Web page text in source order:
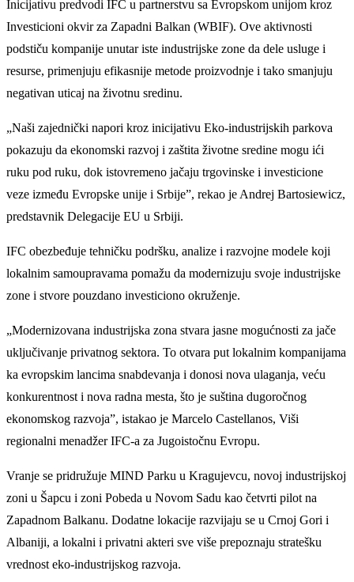
Inicijativu predvodi IFC u partnerstvu sa Evropskom unijom kroz
Investicioni okvir za Zapadni Balkan (WBIF). Ove aktivnosti
podstiču kompanije unutar iste industrijske zone da dele usluge i
resurse, primenjuju efikasnije metode proizvodnje i tako smanjuju
negativan uticaj na životnu sredinu.
„Naši zajednički napori kroz inicijativu Eko-industrijskih parkova
pokazuju da ekonomski razvoj i zaštita životne sredine mogu ići
ruku pod ruku, dok istovremeno jačaju trgovinske i investicione
veze između Evropske unije i Srbije”, rekao je Andrej Bartosiewicz,
predstavnik Delegacije EU u Srbiji.
IFC obezbeđuje tehničku podršku, analize i razvojne modele koji
lokalnim samoupravama pomažu da modernizuju svoje industrijske
zone i stvore pouzdano investiciono okruženje.
„Modernizovana industrijska zona stvara jasne mogućnosti za jače
uključivanje privatnog sektora. To otvara put lokalnim kompanijama
ka evropskim lancima snabdevanja i donosi nova ulaganja, veću
konkurentnost i nova radna mesta, što je suština dugoročnog
ekonomskog razvoja”, istakao je Marcelo Castellanos, Viši
regionalni menadžer IFC-a za Jugoistočnu Evropu.
Vranje se pridružuje MIND Parku u Kragujevcu, novoj industrijskoj
zoni u Šapcu i zoni Pobeda u Novom Sadu kao četvrti pilot na
Zapadnom Balkanu. Dodatne lokacije razvijaju se u Crnoj Gori i
Albaniji, a lokalni i privatni akteri sve više prepoznaju stratešku
vrednost eko-industrijskog razvoja.